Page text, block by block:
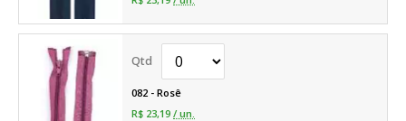
082 - Rosê
R$ 23,19 / un.